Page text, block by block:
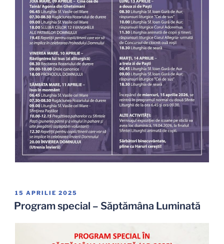
PUBLICAT
PE
15 APRILIE 2025
Program special – Săptămâna Luminată